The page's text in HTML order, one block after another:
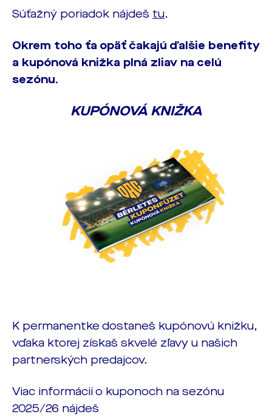
Súťažný poriadok nájdeš tu.
Okrem toho ťa opäť čakajú ďalšie benefity
a kupónová knižka plná zliav na celú
sezónu.
KUPÓNOVÁ KNIŽKA
K permanentke dostaneš kupónovú knižku,
vďaka ktorej získaš skvelé zľavy u našich
partnerských predajcov.
Viac informácii o kuponoch na sezónu
2025/26 nájdeš